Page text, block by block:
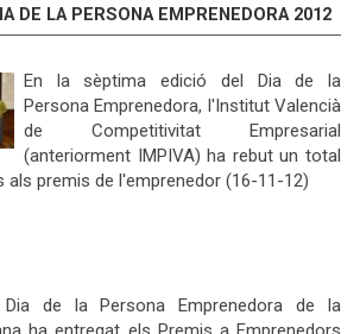
DE LA PERSONA EMPRENEDORA 2012
En la sèptima edició del Dia de la
Persona Emprenedora, l'Institut Valencià
de Competitivitat Empresarial
(anteriorment IMPIVA) ha rebut un total
als premis de l'emprenedor (16-11-12)
de la Persona Emprenedora de la